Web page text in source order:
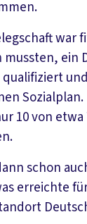
war
ein
10 von
schon
erreichte